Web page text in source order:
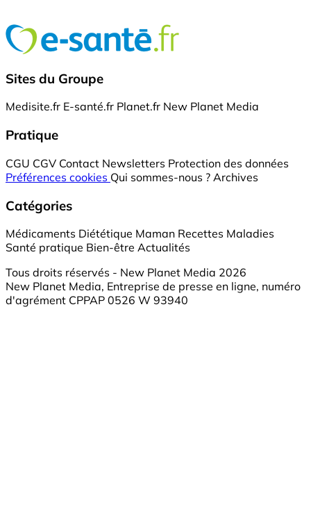
Sites du Groupe
Medisite.fr E-santé.fr Planet.fr New Planet Media
Pratique
CGU CGV Contact Newsletters Protection des données
Préférences cookies Qui sommes-nous ? Archives
Catégories
Médicaments Diététique Maman Recettes Maladies
Santé pratique Bien-être Actualités
Tous droits réservés - New Planet Media 2026
New Planet Media, Entreprise de presse en ligne, numéro
d'agrément CPPAP 0526 W 93940